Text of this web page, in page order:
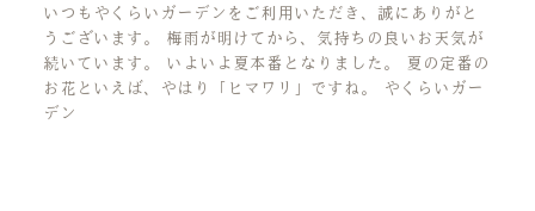
いつもやくらいガーデンをご利用いただき、誠にありがと
うございます。 梅雨が明けてから、気持ちの良いお天気が
続いています。 いよいよ夏本番となりました。 夏の定番の
お花といえば、やはり「ヒマワリ」ですね。 やくらいガー
デン